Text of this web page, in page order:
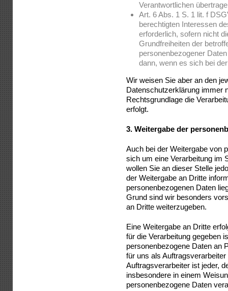
Verantwortlichen
Art. 6 Abs. 1 S. 1 lit. f
berechtigten Interessen
erforderlich, sofern nicht
Grundfreiheiten der
personenbezogener
dann, wenn es sich bei
Wir weisen Sie aber an den
Datenschutzerklärung immer
Rechtsgrundlage die
erfolgt.
3. Weitergabe der
Auch bei der Weitergabe von
sich um eine Verarbeitung im
wollen Sie an dieser Stelle
der Weitergabe an Dritte
personenbezogenen Daten
Grund sind wir besonders
an Dritte weiterzugeben.
Eine Weitergabe an Dritte
für die Verarbeitung gegeben
personenbezogene Daten an
für uns als
Auftragsverarbeiter ist jeder,
insbesondere in einem
personenbezogene Daten